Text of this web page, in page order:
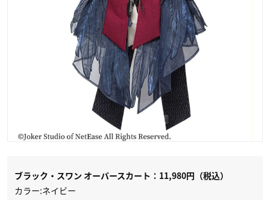
ブラック・スワン オーバースカート：11,980円（税込）
カラー:ネイビー